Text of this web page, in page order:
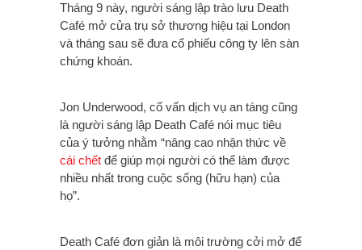
Tháng 9 này, người sáng lập trào lưu Death
Café mở cửa trụ sở thương hiệu tại London
và tháng sau sẽ đưa cổ phiếu công ty lên sàn
chứng khoán.
Jon Underwood, cố vấn dịch vụ an táng cũng
là người sáng lập Death Café nói mục tiêu
của ý tưởng nhằm “nâng cao nhận thức về
cái chết để giúp mọi người có thể làm được
nhiều nhất trong cuộc sống (hữu hạn) của
họ”.
Death Café đơn giản là môi trường cởi mở để